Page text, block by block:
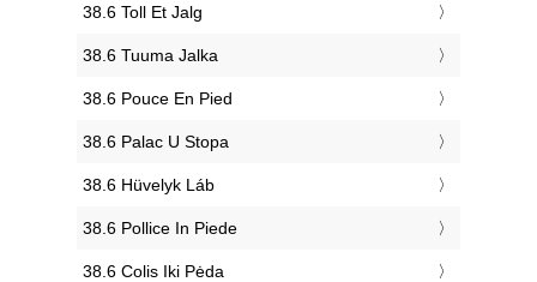
‎38.6 Toll Et Jalg
‎38.6 Tuuma Jalka
‎38.6 Pouce En Pied
‎38.6 Palac U Stopa
‎38.6 Hüvelyk Láb
‎38.6 Pollice In Piede
‎38.6 Colis Iki Pėda